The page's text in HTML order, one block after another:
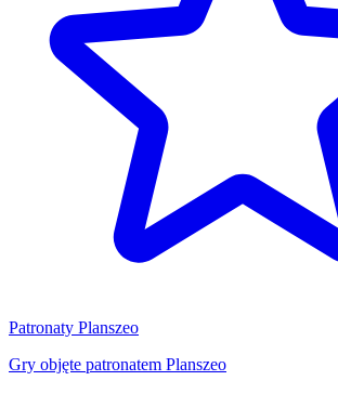
Patronaty Planszeo
Gry objęte patronatem Planszeo